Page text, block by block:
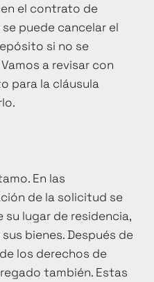
el contrato de
puede cancelar el
si no se
a revisar con
para la cláusula
En las
de la solicitud se
su lugar de residencia,
bienes. Después de
los derechos de
también. Estas